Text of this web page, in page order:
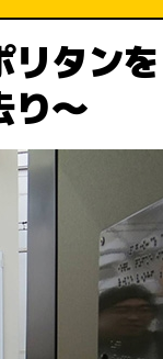
タンを
り～